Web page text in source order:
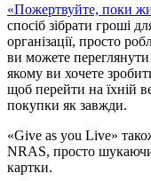
«Пожертвуйте, поки
спосіб зібрати гроші
організації, просто
ви можете
якому ви хочете
щоб перейти на їхній
покупки як завжди.
«Give as you Live»
NRAS, просто
картки.